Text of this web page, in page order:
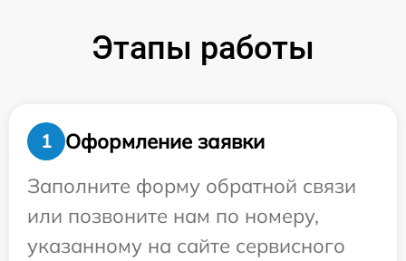
Этапы работы
1
Оформление заявки
Заполните форму обратной связи
или позвоните нам по номеру,
указанному на сайте сервисного